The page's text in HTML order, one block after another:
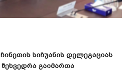
ჩინეთის სიჩუანის დელეგაციას
შეხვედრა გაიმართა